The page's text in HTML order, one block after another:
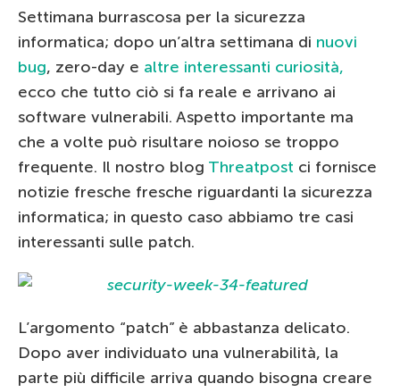
Settimana burrascosa per la sicurezza
informatica; dopo un’altra settimana di nuovi
bug, zero-day e altre interessanti curiosità,
ecco che tutto ciò si fa reale e arrivano ai
software vulnerabili. Aspetto importante ma
che a volte può risultare noioso se troppo
frequente. Il nostro blog Threatpost ci fornisce
notizie fresche fresche riguardanti la sicurezza
informatica; in questo caso abbiamo tre casi
interessanti sulle patch.
L’argomento “patch” è abbastanza delicato.
Dopo aver individuato una vulnerabilità, la
parte più difficile arriva quando bisogna creare